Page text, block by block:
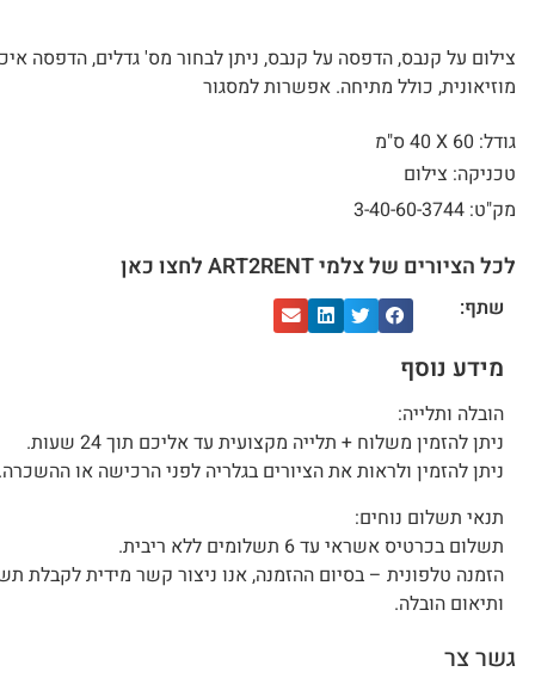
צילום על קנבס, הדפסה על קנבס, ניתן לבחור מס' גדלים, הדפסה
מוזיאונית, כולל מתיחה. אפשרות למסגור
גודל: 60 X
40 ס"מ
טכניקה: צילום
מק"ט: 3-40-60-3744
לכל הציורים של צלמי ART2RENT לחצו כאן
שתף:
מידע נוסף
הובלה ותלייה:
ניתן להזמין משלוח + תלייה מקצועית עד אליכם תוך 24 שעות.
ניתן להזמין ולראות את הציורים בגלריה לפני הרכישה או
תנאי תשלום נוחים:
תשלום בכרטיס אשראי עד 6 תשלומים ללא ריבית.
הזמנה טלפונית – בסיום ההזמנה, אנו ניצור קשר מידית לקבלת
ותיאום הובלה.
גשר צר